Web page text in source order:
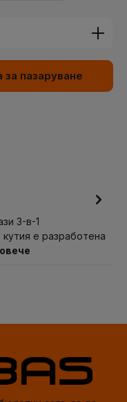
желаната
пазаруване
3-в-1
е разработена